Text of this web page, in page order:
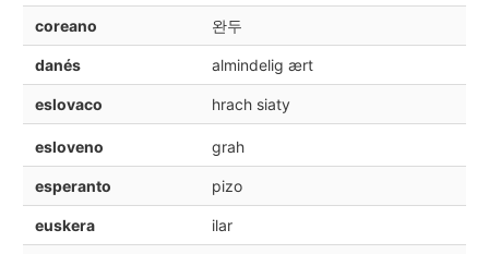
coreano 완두
danés almindelig ært
eslovaco hrach siaty
esloveno grah
esperanto pizo
euskera ilar